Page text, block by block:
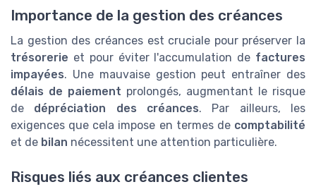
Importance de la gestion des créances
La gestion des créances est cruciale pour préserver la
trésorerie et pour éviter l'accumulation de factures
impayées. Une mauvaise gestion peut entraîner des
délais de paiement prolongés, augmentant le risque
de dépréciation des créances. Par ailleurs, les
exigences que cela impose en termes de comptabilité
et de bilan nécessitent une attention particulière.
Risques liés aux créances clientes